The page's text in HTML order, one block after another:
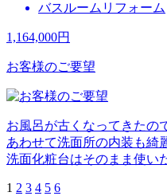
バスルームリフォーム
1,164,000円
お客様のご要望
お風呂が古くなってきたの
あわせて洗面所の内装も綺
洗面化粧台はそのまま使い
1 2 3 4 5 6